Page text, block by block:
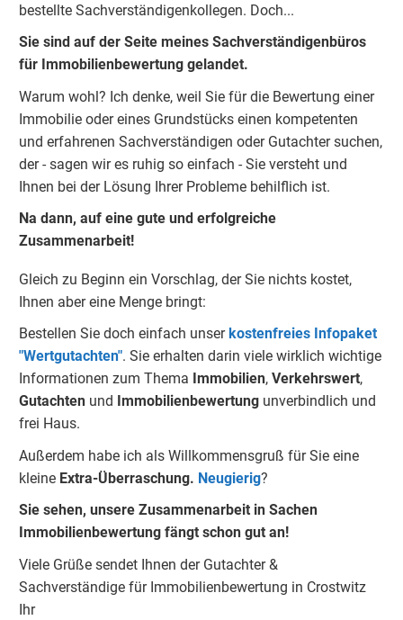
bestellte Sachverständigenkollegen. Doch...
Sie sind auf der Seite meines Sachverständigenbüros
für Immobilienbewertung gelandet.
Warum wohl? Ich denke, weil Sie für die Bewertung einer
Immobilie oder eines Grundstücks einen kompetenten
und erfahrenen Sachverständigen oder Gutachter suchen,
der - sagen wir es ruhig so einfach - Sie versteht und
Ihnen bei der Lösung Ihrer Probleme behilflich ist.
Na dann, auf eine gute und erfolgreiche
Zusammenarbeit!
Gleich zu Beginn ein Vorschlag, der Sie nichts kostet,
Ihnen aber eine Menge bringt:
Bestellen Sie doch einfach unser kostenfreies Infopaket
"Wertgutachten". Sie erhalten darin viele wirklich wichtige
Informationen zum Thema Immobilien, Verkehrswert,
Gutachten und Immobilienbewertung unverbindlich und
frei Haus.
Außerdem habe ich als Willkommensgruß für Sie eine
kleine Extra-Überraschung. Neugierig?
Sie sehen, unsere Zusammenarbeit in Sachen
Immobilienbewertung fängt schon gut an!
Viele Grüße sendet Ihnen der Gutachter &
Sachverständige für Immobilienbewertung in Crostwitz
Ihr